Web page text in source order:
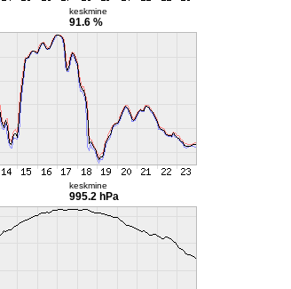
keskmine
91.6 %
keskmine
995.2 hPa